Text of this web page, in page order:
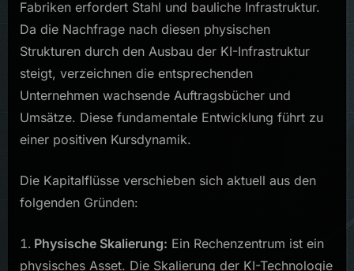
Fabriken erfordert Stahl und bauliche Infrastruktur.
Da die Nachfrage nach diesen physischen
Strukturen durch den Ausbau der KI-Infrastruktur
steigt, verzeichnen die entsprechenden
Unternehmen wachsende Auftragsbücher und
Umsätze. Diese fundamentale Entwicklung führt zu
einer positiven Kursdynamik.
Die Kapitalflüsse verschieben sich aktuell aus den
folgenden Gründen:
Physische Skalierung: Ein Rechenzentrum ist ein
physisches Asset. Die Skalierung der KI-Technologie